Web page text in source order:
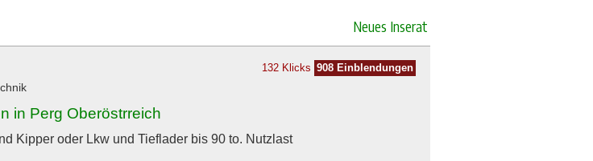
Neues Inserat
132 Klicks 908 Einblendungen
in Perg Oberöstrreich
Kipper oder Lkw und Tieflader bis 90 to. Nutzlast